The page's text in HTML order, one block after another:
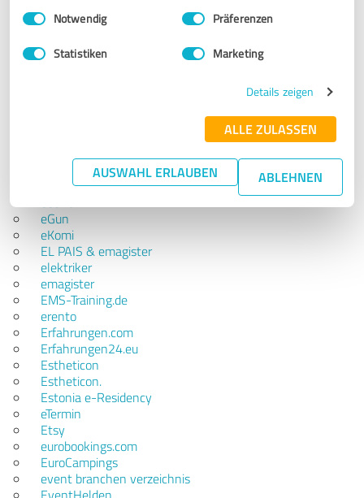
Impressum Datenschutzbestimmungen
Einwilligungsauswahl
Notwendig Präferenzen
Statistiken Marketing
Details zeigen
ALLE ZULASSEN
AUSWAHL ERLAUBEN ABLEHNEN
DoctorBase
DR. KLEIN
eduwo
eGun
eKomi
EL PAIS & emagister
elektriker
emagister
EMS-Training.de
erento
Erfahrungen.com
Erfahrungen24.eu
Estheticon
Estheticon.
Estonia e-Residency
eTermin
Etsy
eurobookings.com
EuroCampings
event branchen verzeichnis